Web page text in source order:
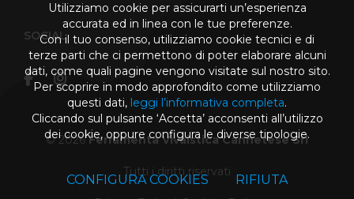
SOCIAL
© 2026Ferramenta Vivaistica Cannetese Srl
Tutti i diritti riservati
Utilizziamo cookie per assicurarti un’esperienza
accurata ed in linea con le tue preferenze.
Con il tuo consenso, utilizziamo cookie tecnici e di
terze parti che ci permettono di poter elaborare alcuni
dati, come quali pagine vengono visitate sul nostro sito.
Per scoprire in modo approfondito come utilizziamo
questi dati, leggi l’informativa completa.
Cliccando sul pulsante ‘Accetta’ acconsenti all’utilizzo
dei cookie, oppure configura le diverse tipologie.
CONFIGURA COOKIES RIFIUTA